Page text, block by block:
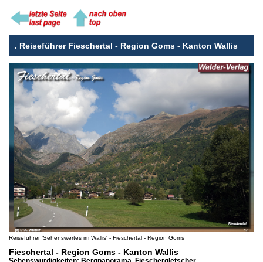
. Reiseführer Fieschertal - Region Goms - Kanton Wallis
Reiseführer 'Sehenswertes im Wallis' - Fieschertal - Region Goms
Fieschertal - Region Goms - Kanton Wallis